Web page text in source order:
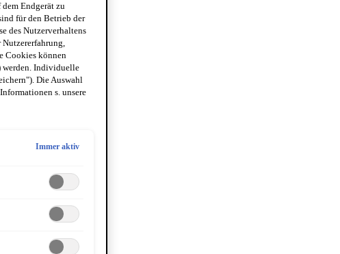
Endgerät zu
für den Betrieb der
des Nutzerverhaltens
Nutzererfahrung,
Cookies können
werden. Individuelle
Die Auswahl
s. unsere
Immer aktiv